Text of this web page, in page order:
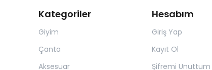
Kategoriler
Giyim
Çanta
Aksesuar
Hesabım
Giriş Yap
Kayıt Ol
Şifremi Unuttum